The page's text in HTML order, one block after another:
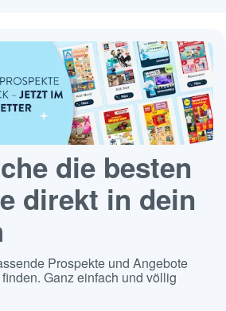
die besten
direkt in dein
Prospekte und Angebote
Ganz einfach und völlig